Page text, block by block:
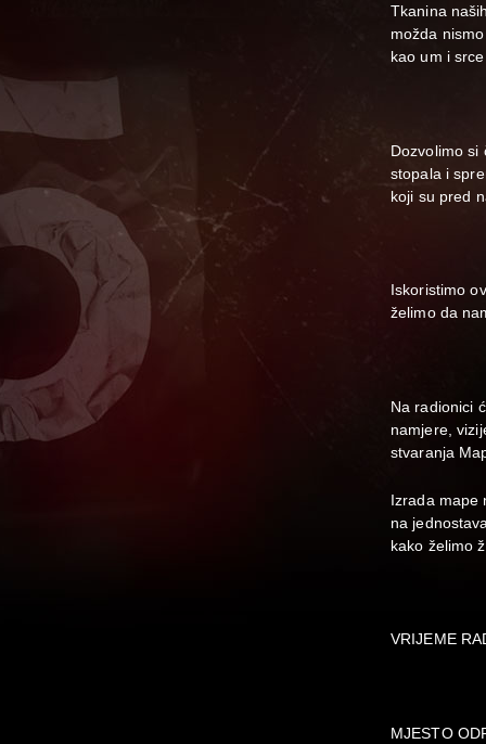
Tkanina
možda
kao um i
Dozvolimo si
stopala i
koji su pred
Iskoristimo
želimo da
Na radionici
namjere,
stvaranja
Izrada mape
na
kako želimo
VRIJEME
MJESTO